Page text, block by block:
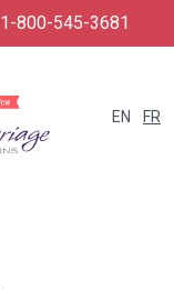
EN FR
1-800-545-3681